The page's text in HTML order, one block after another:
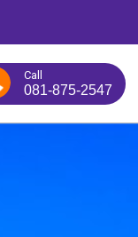
Call
081-875-2547